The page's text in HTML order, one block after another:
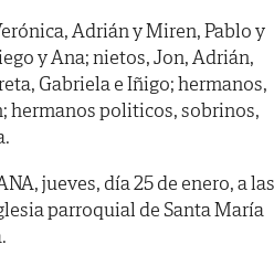
Adrián y Miren, Pablo y
y Ana; nietos, Jon, Adrián,
Gabriela e Iñigo; hermanos,
hermanos politicos, sobrinos,
jueves, día 25 de enero, a las
parroquial de Santa María